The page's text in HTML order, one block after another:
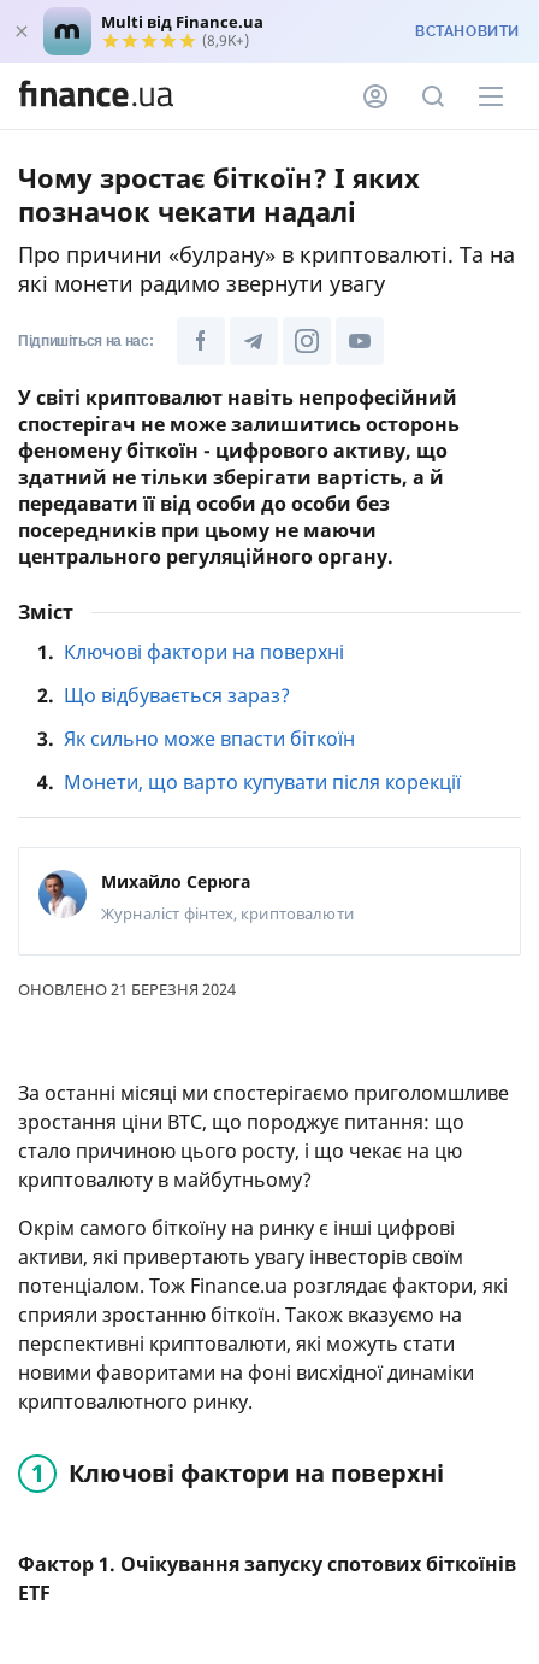
Multi від Finance.ua
(8,9K+) ВСТАНОВИТИ
Чому зростає біткоїн? І яких
позначок чекати надалі
Про причини «булрану» в криптовалюті. Та на
які монети радимо звернути увагу
Підпишіться на нас:
У світі криптовалют навіть непрофесійний
спостерігач не може залишитись осторонь
феномену біткоїн - цифрового активу, що
здатний не тільки зберігати вартість, а й
передавати її від особи до особи без
посередників при цьому не маючи
центрального регуляційного органу.
Зміст
1. Ключові фактори на поверхні
2. Що відбувається зараз?
3. Як сильно може впасти біткоїн
4. Монети, що варто купувати після корекції
Михайло Серюга
Журналіст фінтех, криптовалюти
ОНОВЛЕНО 21 БЕРЕЗНЯ 2024
За останні місяці ми спостерігаємо приголомшливе
зростання ціни BTC, що породжує питання: що
стало причиною цього росту, і що чекає на цю
криптовалюту в майбутньому?
Окрім самого біткоїну на ринку є інші цифрові
активи, які привертають увагу інвесторів своїм
потенціалом. Тож Finance.ua розглядає фактори, які
сприяли зростанню біткоїн. Також вказуємо на
перспективні криптовалюти, які можуть стати
новими фаворитами на фоні висхідної динаміки
криптовалютного ринку.
Ключові фактори на поверхні
Фактор 1. Очікування запуску спотових біткоїнів
ETF